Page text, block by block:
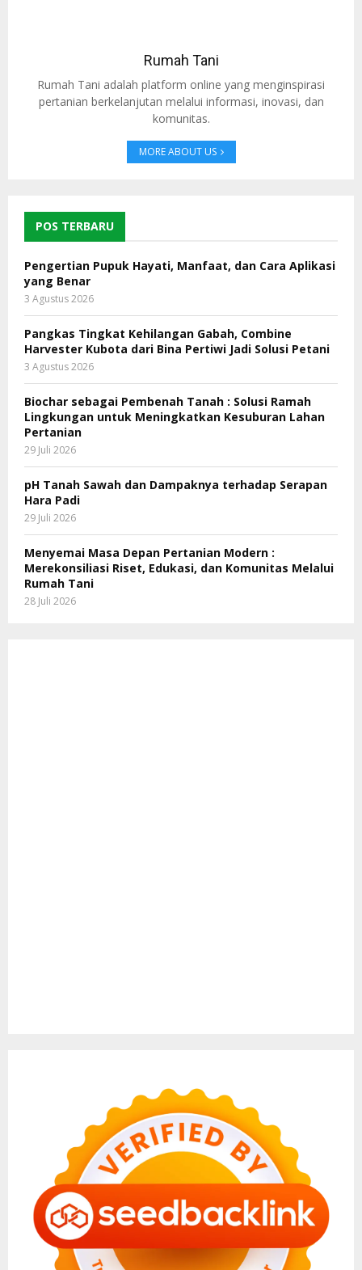
Rumah Tani
Rumah Tani adalah platform online yang menginspirasi
pertanian berkelanjutan melalui informasi, inovasi, dan
komunitas.
MORE ABOUT US
POS TERBARU
Pengertian Pupuk Hayati, Manfaat, dan Cara Aplikasi
yang Benar
3 Agustus 2026
Pangkas Tingkat Kehilangan Gabah, Combine
Harvester Kubota dari Bina Pertiwi Jadi Solusi Petani
3 Agustus 2026
Biochar sebagai Pembenah Tanah : Solusi Ramah
Lingkungan untuk Meningkatkan Kesuburan Lahan
Pertanian
29 Juli 2026
pH Tanah Sawah dan Dampaknya terhadap Serapan
Hara Padi
29 Juli 2026
Menyemai Masa Depan Pertanian Modern :
Merekonsiliasi Riset, Edukasi, dan Komunitas Melalui
Rumah Tani
28 Juli 2026